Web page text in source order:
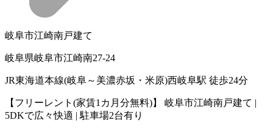
岐阜市江崎南戸建て
岐阜県岐阜市江崎南27-24
JR東海道本線(岐阜～美濃赤坂・米原)西岐阜駅 徒歩24分
【フリーレント(家賃1カ月分無料)】 岐阜市江崎南戸建て |
5DKで広々快適 | 駐車場2台有り